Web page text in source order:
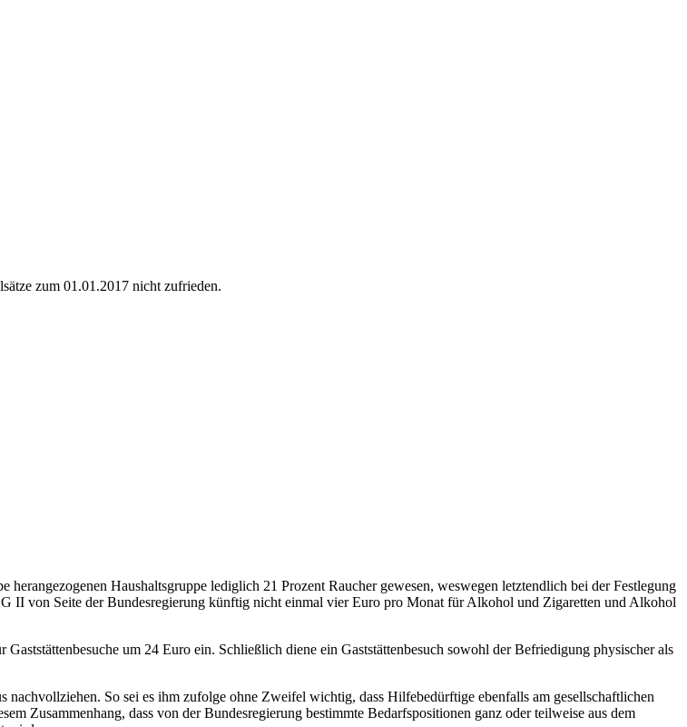
zum 01.01.2017 nicht zufrieden.
Haushaltsgruppe lediglich 21 Prozent Raucher gewesen, weswegen letztendlich bei der Festlegung
II von Seite der Bundesregierung künftig nicht einmal vier Euro pro Monat für Alkohol und Zigaretten und Alkohol
um 24 Euro ein. Schließlich diene ein Gaststättenbesuch sowohl der Befriedigung physischer als
So sei es ihm zufolge ohne Zweifel wichtig, dass Hilfebedürftige ebenfalls am gesellschaftlichen
Zusammenhang, dass von der Bundesregierung bestimmte Bedarfspositionen ganz oder teilweise aus dem